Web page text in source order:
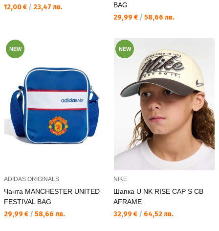
Текуща цена:
12,00 € / 23,47 лв.
BAG
Текуща цена:
29,99 € / 58,66 лв.
NEW
ADIDAS ORIGINALS
Чанта MANCHESTER UNITED
FESTIVAL BAG
Текуща цена:
29,99 € / 58,66 лв.
NEW
NIKE
Шапка U NK RISE CAP S CB
AFRAME
Текуща цена:
32,99 € / 64,52 лв.